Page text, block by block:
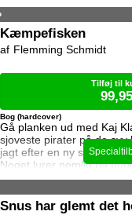
Kæmpefisken
Gå planken ud med Kaj
sjoveste pirater på de syv
jagt efter en ny skat, men
Noget lurer nemlig på
Bog (hardcover)
Flemming Schmidt
Tilføj til
99,95
Snus har glemt det